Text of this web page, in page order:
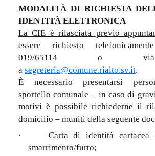
MODALITÀ DI RICHIESTA
IDENTITÀ ELETTRONICA
La CIE è rilasciata previo
essere richiesto
019/65114 o via
a segreteria@comune.rialto.sv.it.
È necessario presentarsi
sportello comunale – in caso di
motivi è possibile richiederne il
domicilio – muniti della seguente
·
Carta di identità cartacea
smarrimento/furto;